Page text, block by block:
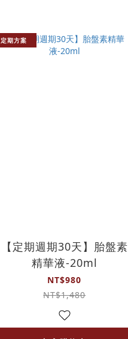
定期方案
【定期週期30天】胎盤素
精華液-20ml
NT$980
NT$1,480